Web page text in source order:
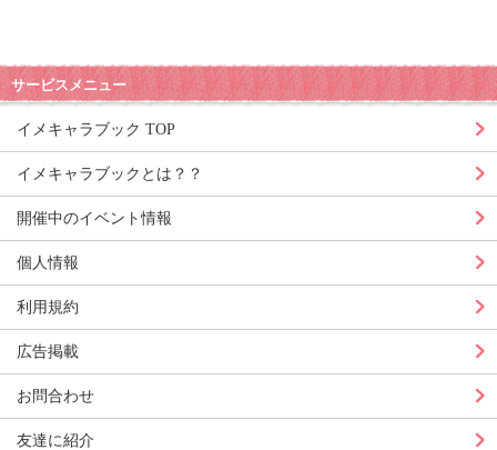
サービスメニュー
イメキャラブック TOP
イメキャラブックとは？？
開催中のイベント情報
個人情報
利用規約
広告掲載
お問合わせ
友達に紹介